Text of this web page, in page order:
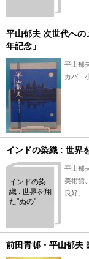
平山郁夫 次世代への
年記念」
平山郁
カバ
インドの染織 : 世界
インドの染
織 : 世界を翔
た"ぬの"
平山郁
美術館
良好。
前田青邨・平山郁夫